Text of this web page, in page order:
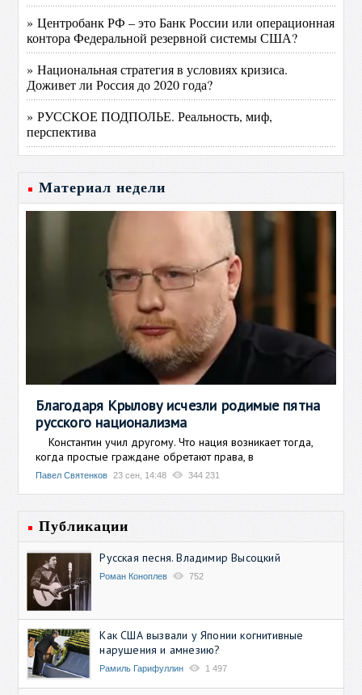
» Центробанк РФ – это Банк России или операционная
контора Федеральной резервной системы США?
» Национальная стратегия в условиях кризиса.
Доживет ли Россия до 2020 года?
» РУССКОЕ ПОДПОЛЬЕ. Реальность, миф,
перспектива
Материал недели
Благодаря Крылову исчезли родимые пятна
русского национализма
Константин учил другому. Что нация возникает тогда,
когда простые граждане обретают права, в
Павел Святенков 23 сен, 14:48 344 231
Публикации
Русская песня. Владимир Высоцкий
Роман Коноплев 752
Как США вызвали у Японии когнитивные
нарушения и амнезию?
Рамиль Гарифуллин 1 497